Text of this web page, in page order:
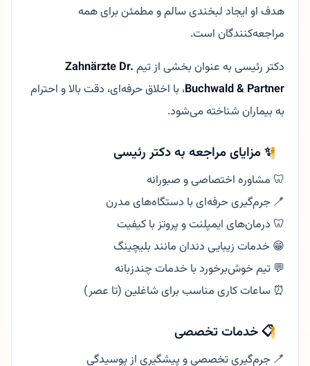
هدف او ایجاد لبخندی سالم و مطمئن برای همه
مراجعه‌کنندگان است.
دکتر رئیسی به عنوان بخشی از تیمZahnärzte Dr.
Buchwald & Partner، با اخلاق حرفه‌ای، دقت بالا و احترام
به بیماران شناخته می‌شود.
✨ مزایای مراجعه به دکتر رئیسی
🦷 مشاوره اختصاصی و صبورانه
🪥 جرم‌گیری حرفه‌ای با دستگاه‌های مدرن
🦷 درمان‌های ایمپلنت و پروتز با کیفیت
😁 خدمات زیبایی دندان مانند بلیچینگ
💬 تیم خوش‌برخورد با خدمات چندزبانه
⏰ ساعات کاری مناسب برای شاغلین (تا عصر)
📋 خدمات تخصصی
🪥 جرم‌گیری تخصصی و پیشگیری از پوسیدگی